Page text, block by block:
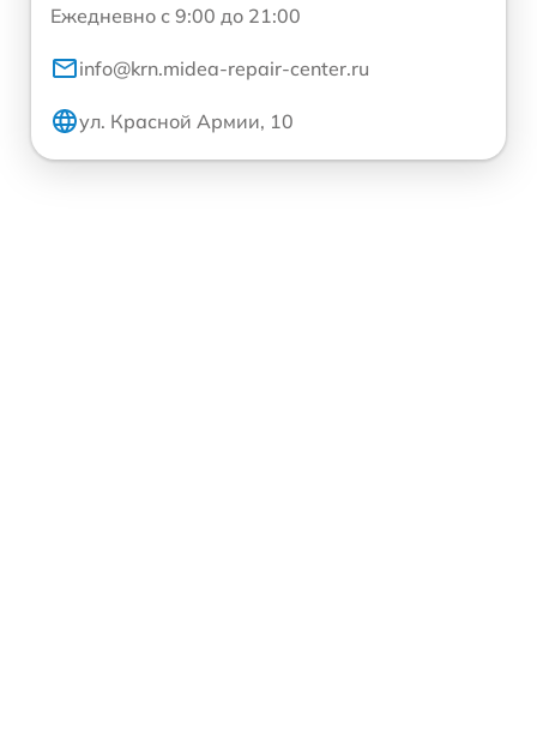
Ежедневно с 9:00 до 21:00
info@krn.midea-repair-center.ru
ул. Красной Армии, 10